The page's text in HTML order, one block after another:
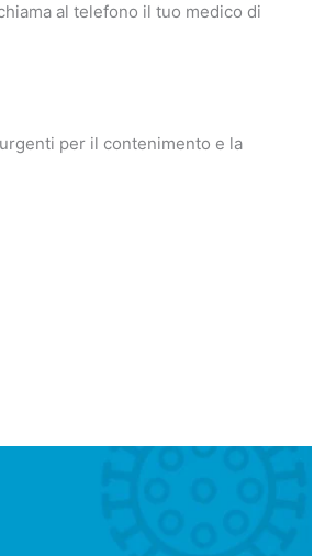
al telefono il tuo medico di
per il contenimento e la